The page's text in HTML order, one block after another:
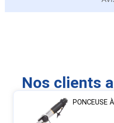
Nos clients
PONCEUSE